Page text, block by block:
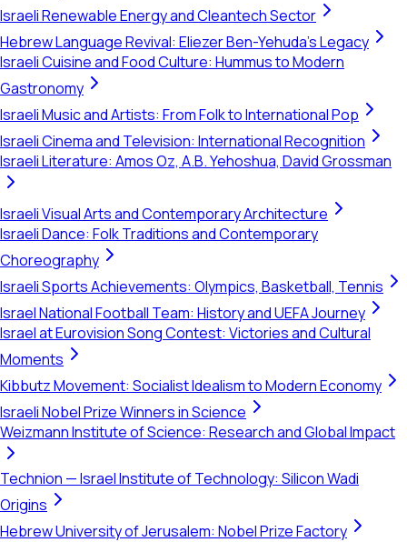
Israeli Renewable Energy and Cleantech Sector
Hebrew Language Revival: Eliezer Ben-Yehuda's Legacy
Israeli Cuisine and Food Culture: Hummus to Modern
Gastronomy
Israeli Music and Artists: From Folk to International Pop
Israeli Cinema and Television: International Recognition
Israeli Literature: Amos Oz, A.B. Yehoshua, David Grossman
Israeli Visual Arts and Contemporary Architecture
Israeli Dance: Folk Traditions and Contemporary
Choreography
Israeli Sports Achievements: Olympics, Basketball, Tennis
Israel National Football Team: History and UEFA Journey
Israel at Eurovision Song Contest: Victories and Cultural
Moments
Kibbutz Movement: Socialist Idealism to Modern Economy
Israeli Nobel Prize Winners in Science
Weizmann Institute of Science: Research and Global Impact
Technion — Israel Institute of Technology: Silicon Wadi
Origins
Hebrew University of Jerusalem: Nobel Prize Factory